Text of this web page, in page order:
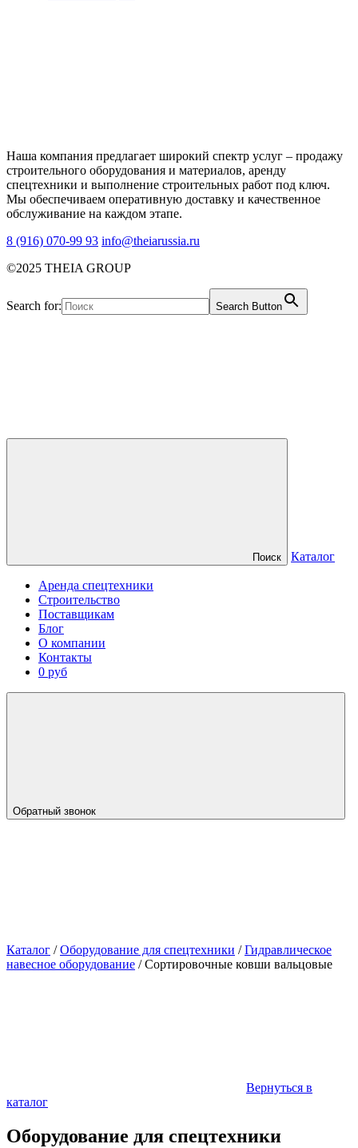
Наша компания предлагает широкий спектр услуг – продажу
строительного оборудования и материалов, аренду
спецтехники и выполнение строительных работ под ключ.
Мы обеспечиваем оперативную доставку и качественное
обслуживание на каждом этапе.
8 (916) 070-99 93 info@theiarussia.ru
©2025 THEIA GROUP
Search for: Search Button
Поиск Каталог
Аренда спецтехники
Строительство
Поставщикам
Блог
О компании
Контакты
0 руб
Обратный звонок
Каталог /Оборудование для спецтехники /Гидравлическое
навесное оборудование /Сортировочные ковши вальцовые
Вернуться в
каталог
Оборудование для спецтехники